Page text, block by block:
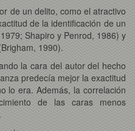
de un delito, como el atractivo
de la identificación de un
Shapiro y Penrod, 1986) y
1990).
la cara del autor del hecho
predecía mejor la exactitud
lo era. Además, la correlación
de las caras menos